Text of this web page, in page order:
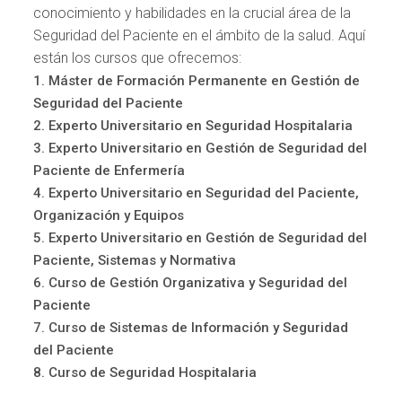
conocimiento y habilidades en la crucial área de la
Seguridad del Paciente en el ámbito de la salud. Aquí
están los cursos que ofrecemos:
1. Máster de Formación Permanente en Gestión de
Seguridad del Paciente
2. Experto Universitario en Seguridad Hospitalaria
3. Experto Universitario en Gestión de Seguridad del
Paciente de Enfermería
4. Experto Universitario en Seguridad del Paciente,
Organización y Equipos
5. Experto Universitario en Gestión de Seguridad del
Paciente, Sistemas y Normativa
6. Curso de Gestión Organizativa y Seguridad del
Paciente
7. Curso de Sistemas de Información y Seguridad
del Paciente
8. Curso de Seguridad Hospitalaria